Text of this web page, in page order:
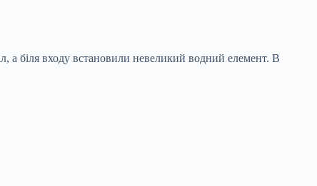
а біля входу встановили невеликий водний елемент. В